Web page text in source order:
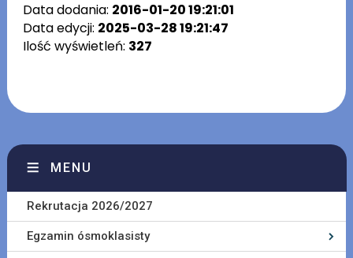
Data dodania: 2016-01-20 19:21:01
Data edycji: 2025-03-28 19:21:47
Ilość wyświetleń: 327
MENU
Rekrutacja 2026/2027
Egzamin ósmoklasisty